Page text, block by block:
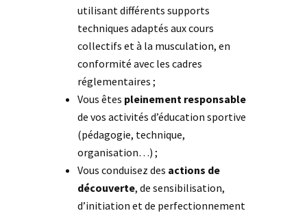
utilisant différents supports
techniques adaptés aux cours
collectifs et à la musculation, en
conformité avec les cadres
réglementaires ;
Vous êtes pleinement responsable
de vos activités d’éducation sportive
(pédagogie, technique,
organisation…) ;
Vous conduisez des actions de
découverte, de sensibilisation,
d’initiation et de perfectionnement